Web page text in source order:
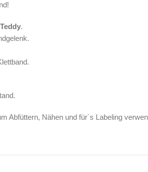
.
Abfüttern, Nähen und für´s Labeling